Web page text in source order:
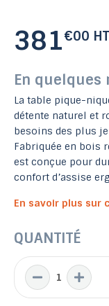
381€00 HT
En quelques
La table pique-
détente naturel et
besoins des plus
Fabriquée en bois
est conçue pour
confort d’assise
En savoir plus sur
QUANTITÉ